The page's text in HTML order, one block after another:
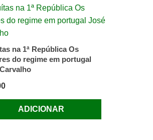
na 1ª República Os
do regime em portugal
ADICIONAR